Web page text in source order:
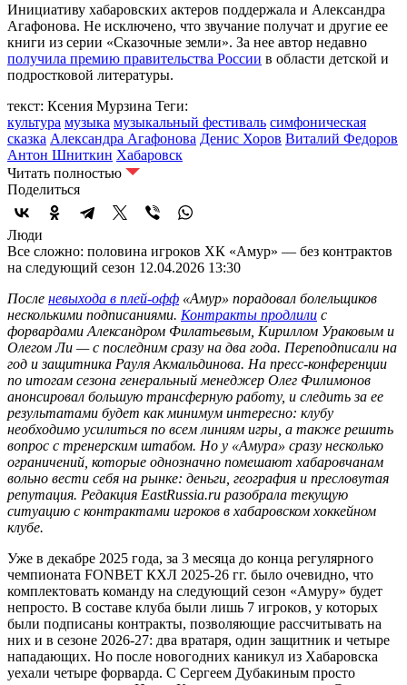
Инициативу хабаровских актеров поддержала и Александра
Агафонова. Не исключено, что звучание получат и другие ее
книги из серии «Сказочные земли». За нее автор недавно
получила премию правительства России в области детской и
подростковой литературы.
текст: Ксения Мурзина Теги:
культура музыка музыкальный фестиваль симфоническая
сказка Александра Агафонова Денис Хоров Виталий Федоров
Антон Шниткин Хабаровск
Читать полностью
Поделиться
Люди
Все сложно: половина игроков ХК «Амур» — без контрактов
на следующий сезон 12.04.2026 13:30
После невыхода в плей-офф «Амур» порадовал болельщиков
несколькими подписаниями. Контракты продлили с
форвардами Александром Филатьевым, Кириллом Ураковым и
Олегом Ли — с последним сразу на два года. Переподписали на
год и защитника Рауля Акмальдинова. На пресс-конференции
по итогам сезона генеральный менеджер Олег Филимонов
анонсировал большую трансферную работу, и следить за ее
результатами будет как минимум интересно: клубу
необходимо усилиться по всем линиям игры, а также решить
вопрос с тренерским штабом. Но у «Амура» сразу несколько
ограничений, которые однозначно помешают хабаровчанам
вольно вести себя на рынке: деньги, география и пресловутая
репутация. Редакция EastRussia.ru разобрала текущую
ситуацию с контрактами игроков в хабаровском хоккейном
клубе.
Уже в декабре 2025 года, за 3 месяца до конца регулярного
чемпионата FONBET КХЛ 2025-26 гг. было очевидно, что
комплектовать команду на следующий сезон «Амуру» будет
непросто. В составе клуба были лишь 7 игроков, у которых
были подписаны контракты, позволяющие рассчитывать на
них и в сезоне 2026-27: два вратаря, один защитник и четыре
нападающих. Но после новогодних каникул из Хабаровска
уехали четыре форварда. С Сергеем Дубакиным просто